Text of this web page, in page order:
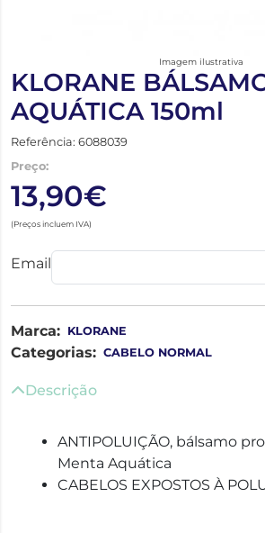
Imagem ilustrativa
KLORANE
AQUÁTICA 150ml
Referência: 6088039
Preço:
13,90€
(Preços incluem IVA)
Email
Marca: KLORANE
Categorias: CABELO NORMAL
Descrição
ANTIPOLUIÇÃO, bálsamo
Menta Aquática
CABELOS EXPOSTOS À